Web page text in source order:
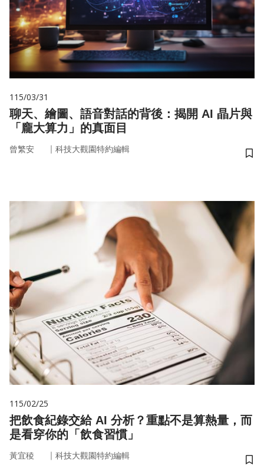
115/03/31
聊天、繪圖、語音對話的背後：揭開 AI 晶片與
「龐大算力」的真面目
曾繁安 ｜ 科技大觀園特約編輯
儲
115/02/25
把飲食紀錄交給 AI 分析？重點不是算熱量，而
是看穿你的「飲食習慣」
黃宜稜 ｜ 科技大觀園特約編輯